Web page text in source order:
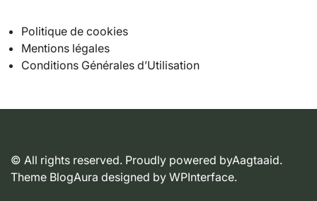
Politique de cookies
Mentions légales
Conditions Générales d’Utilisation
© All rights reserved. Proudly powered byAagtaaid.
Theme BlogAura designed by WPInterface.